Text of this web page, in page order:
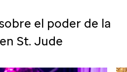
el poder de la
St. Jude